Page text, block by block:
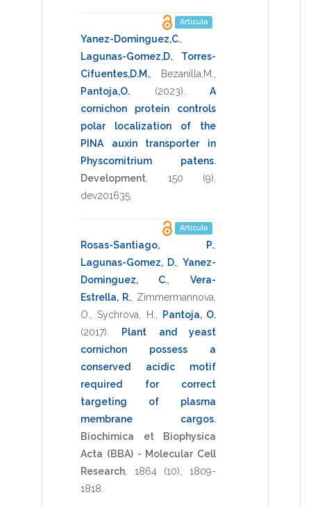
Artículo
Yanez-Dominguez,C.
Lagunas-Gomez,D.
Torres-
Cifuentes,D.M.
Bezanilla,M.
Pantoja,O.
(2023)
A
cornichon protein controls
polar localization of the
PINA auxin transporter in
Physcomitrium patens.
Development
150 (9),
dev201635
Artículo
Rosas-Santiago, P.
Lagunas-Gomez, D., Yanez-
Dominguez, C.
Vera-
Estrella, R.
Zimmermannova,
O.
Sychrova, H.
Pantoja, O.
(2017)
Plant and yeast
cornichon possess a
conserved acidic motif
required for correct
targeting of plasma
membrane cargos.
Biochimica et Biophysica
Acta (BBA) - Molecular Cell
Research
1864(10),1809-
1818